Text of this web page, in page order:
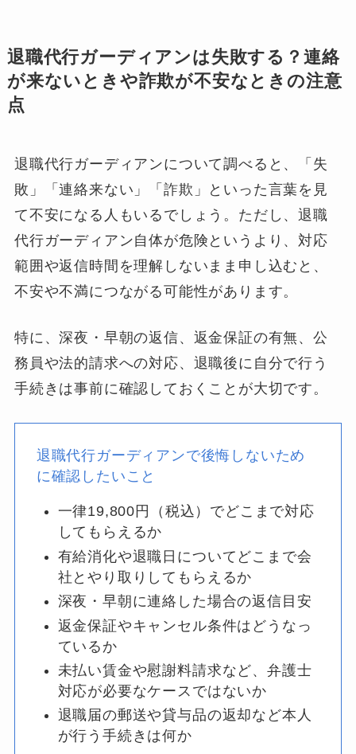
退職代行ガーディアンは失敗する？連絡
が来ないときや詐欺が不安なときの注意
点
退職代行ガーディアンについて調べると、「失
敗」「連絡来ない」「詐欺」といった言葉を見
て不安になる人もいるでしょう。ただし、退職
代行ガーディアン自体が危険というより、対応
範囲や返信時間を理解しないまま申し込むと、
不安や不満につながる可能性があります。
特に、深夜・早朝の返信、返金保証の有無、公
務員や法的請求への対応、退職後に自分で行う
手続きは事前に確認しておくことが大切です。
退職代行ガーディアンで後悔しないため
に確認したいこと
一律19,800円（税込）でどこまで対応
してもらえるか
有給消化や退職日についてどこまで会
社とやり取りしてもらえるか
深夜・早朝に連絡した場合の返信目安
返金保証やキャンセル条件はどうなっ
ているか
未払い賃金や慰謝料請求など、弁護士
対応が必要なケースではないか
退職届の郵送や貸与品の返却など本人
が行う手続きは何か